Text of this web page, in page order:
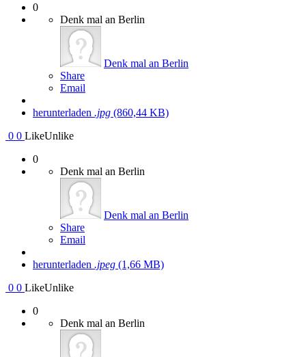
0
Denk mal an Berlin
Denk mal an Berlin
Share
Email
herunterladen .jpg (860,44 KB)
0 0 LikeUnlike
0
Denk mal an Berlin
Denk mal an Berlin
Share
Email
herunterladen .jpeg (1,66 MB)
0 0 LikeUnlike
0
Denk mal an Berlin